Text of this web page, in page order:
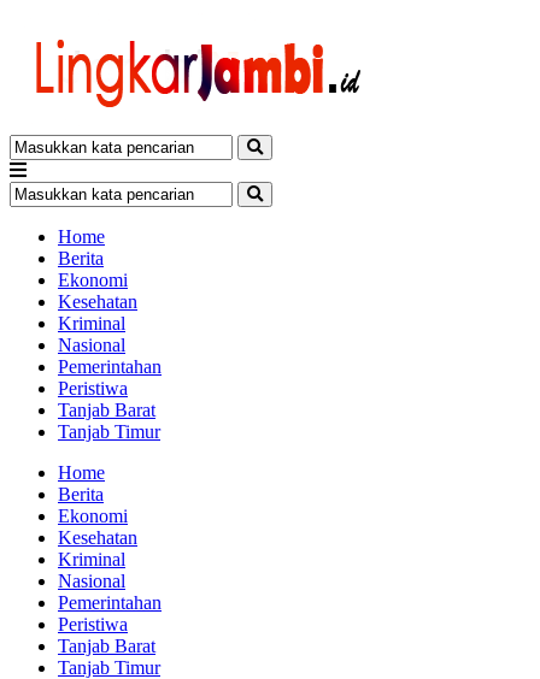
Home
Berita
Ekonomi
Kesehatan
Kriminal
Nasional
Pemerintahan
Peristiwa
Tanjab Barat
Tanjab Timur
Home
Berita
Ekonomi
Kesehatan
Kriminal
Nasional
Pemerintahan
Peristiwa
Tanjab Barat
Tanjab Timur